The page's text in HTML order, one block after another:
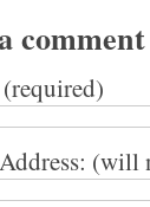
comment
(will